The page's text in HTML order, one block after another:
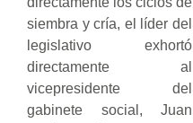
siembra y cría, el líder del
legislativo exhortó
directamente al
vicepresidente del
gabinete social, Juan